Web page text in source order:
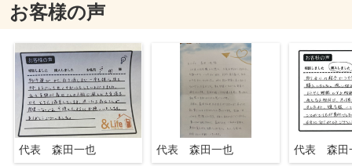
お客様の声
代表 森田一也 代表 森田一也 代表 森田